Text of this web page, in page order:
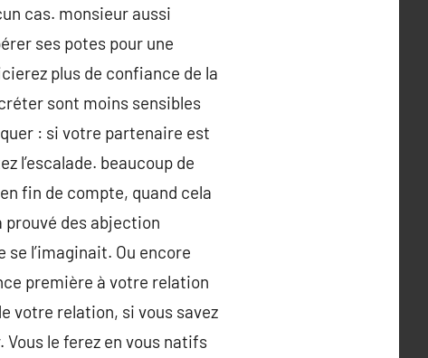
cas. monsieur aussi
ses potes pour une
plus de confiance de la
sont moins sensibles
: si votre partenaire est
l’escalade. beaucoup de
fin de compte, quand cela
prouvé des abjection
l’imaginait. Ou encore
première à votre relation
votre relation, si vous savez
Vous le ferez en vous natifs